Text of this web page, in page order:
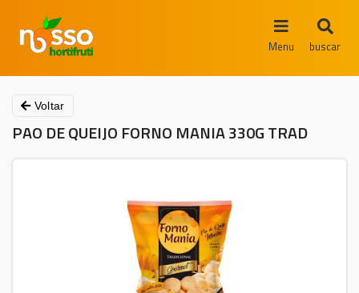
Menu buscar
Voltar
PAO DE QUEIJO FORNO MANIA 330G TRAD